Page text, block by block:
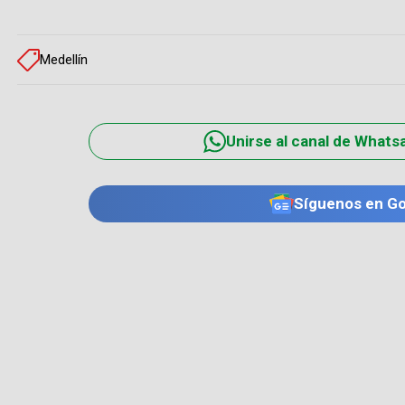
Medellín
Unirse al canal de
Síguenos en